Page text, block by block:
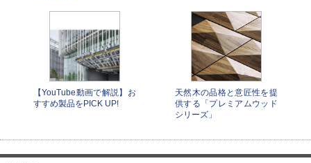
【YouTube動画で解説】お
すすめ製品をPICK UP!
天然木の品格と意匠性を提
供する「プレミアムウッド
シリーズ」